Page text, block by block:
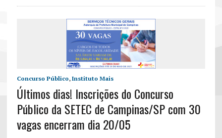
Concurso Público, Instituto Mais
Últimos dias! Inscrições do Concurso
Público da SETEC de Campinas/SP com 30
vagas encerram dia 20/05